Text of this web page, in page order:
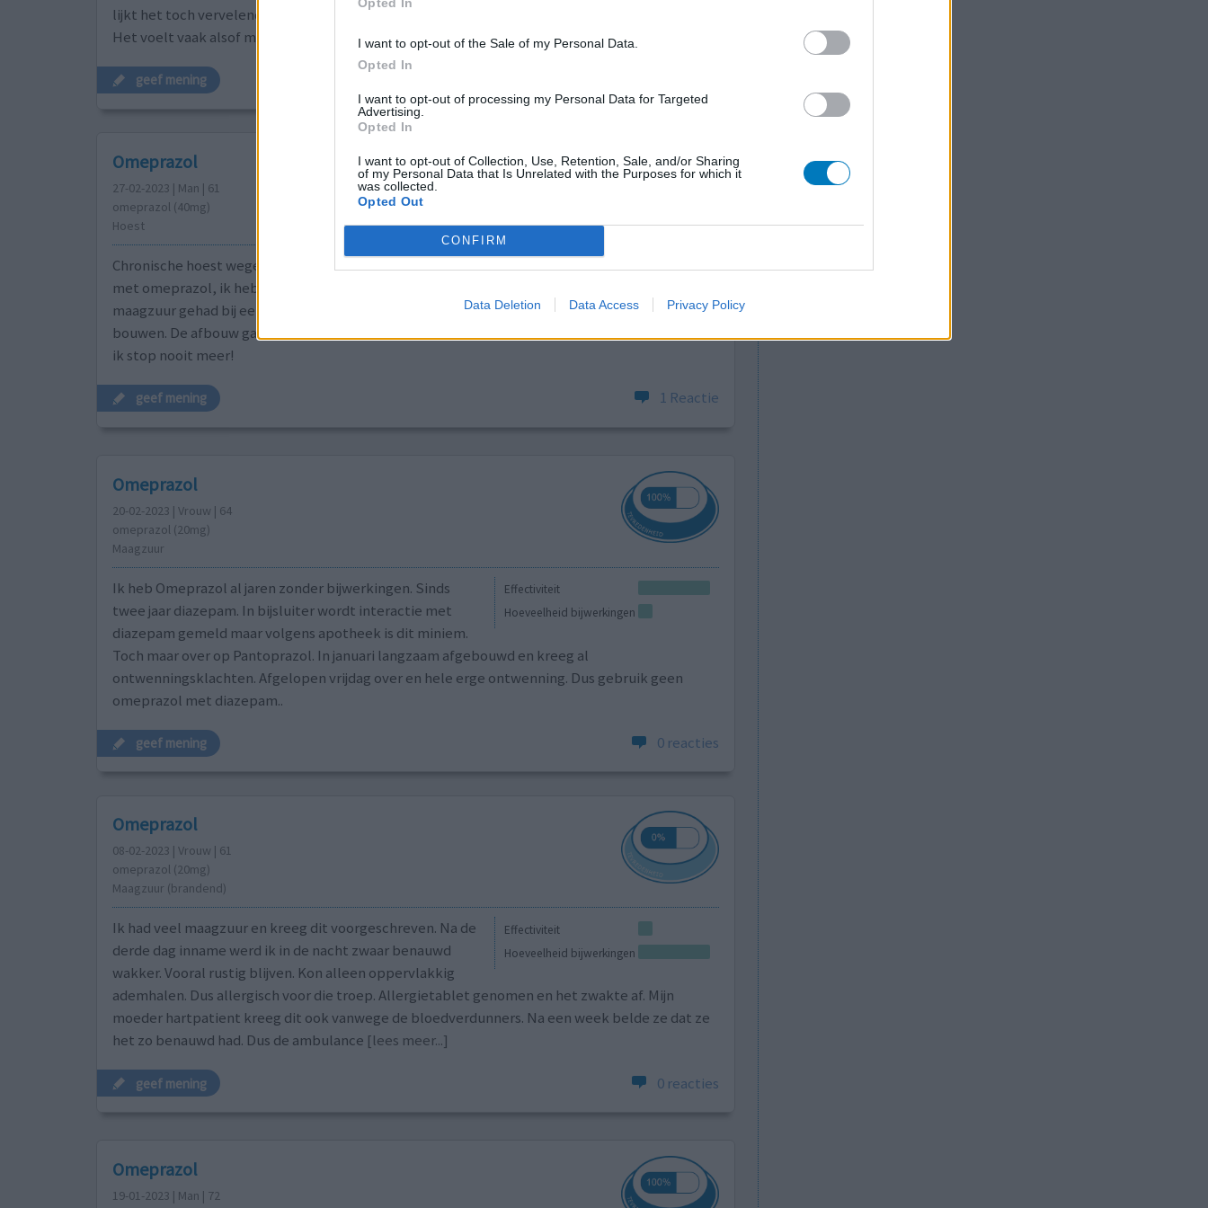
I want to opt-out of the Sale of my Personal Data.
Opted In
I want to opt-out of processing my Personal Data for Targeted
Advertising.
Opted In
I want to opt-out of Collection, Use, Retention, Sale, and/or Sharing
of my Personal Data that Is Unrelated with the Purposes for which it
was collected.
Opted Out
CONFIRM
Data Deletion Data Access Privacy Policy
lijkt het toch vervelende bijwerkingen te hebben die zeker voor mij als hartpatient niet fijn zijn.
Het voelt vaak alsof mij
geef mening
Omeprazol
27-02-2023 | Man | 61
omeprazol (40mg)
Hoest
Effectiviteit
Chronische hoest wegens middenrifbreuk. STOP NIET
met omeprazol, ik heb 4 maanden ellende met
maagzuur gehad bij een poging om gedoseerd af te
bouwen. De afbouw gaat, totdat je een paar dagen 0 gebruikt; ik werd misselijk van mezelf en
ik stop nooit meer!
geef mening 1 Reactie
Omeprazol
20-02-2023 | Vrouw | 64
omeprazol (20mg)
Maagzuur
Effectiviteit
Hoeveelheid bijwerkingen
Ik heb Omeprazol al jaren zonder bijwerkingen. Sinds
twee jaar diazepam. In bijsluiter wordt interactie met
diazepam gemeld maar volgens apotheek is dit miniem.
Toch maar over op Pantoprazol. In januari langzaam afgebouwd en kreeg al
ontwenningsklachten. Afgelopen vrijdag over en hele erge ontwenning. Dus gebruik geen
omeprazol met diazepam..
geef mening 0 reacties
Omeprazol
08-02-2023 | Vrouw | 61
omeprazol (20mg)
Maagzuur (brandend)
Effectiviteit
Hoeveelheid bijwerkingen
Ik had veel maagzuur en kreeg dit voorgeschreven. Na de
derde dag inname werd ik in de nacht zwaar benauwd
wakker. Vooral rustig blijven. Kon alleen oppervlakkig
ademhalen. Dus allergisch voor die troep. Allergietablet genomen en het zwakte af. Mijn
moeder hartpatient kreeg dit ook vanwege de bloedverdunners. Na een week belde ze dat ze
het zo benauwd had. Dus de ambulance [lees meer...]
geef mening 0 reacties
Omeprazol
19-01-2023 | Man | 72